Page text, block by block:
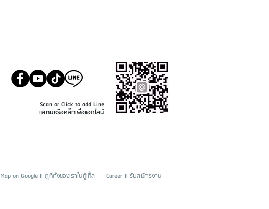
Scan or Click to add Line
แสกนหรือคลิ๊กเพื่อแอดไลน์
Map on Google II ดูที่ตั้งของเราในกู้เกิ้ล Career II รับสมัครงาน